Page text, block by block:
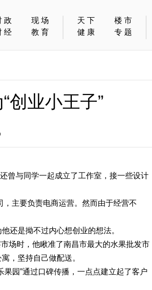
政
现场
经
教育
天下
楼市
健康
专题
创业小王子”
曾与同学一起成立了工作室，接一些设计
主要负责电商运营。然而由于经营不
还是拗不过内心想创业的想法。
场时，他瞅准了南昌市最大的水果批发市
，坚持自己做配送。
园”通过口碑传播，一点点建立起了客户